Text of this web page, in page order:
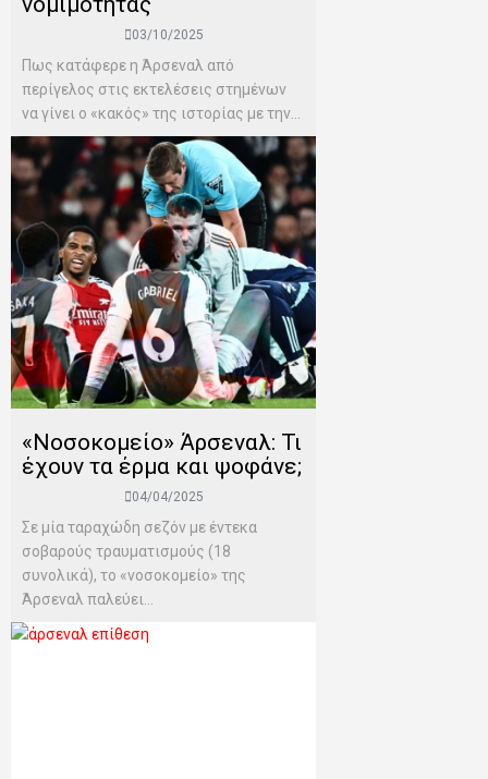
03/10/2025
Πως κατάφερε η Άρσεναλ από
περίγελος στις εκτελέσεις στημένων
να γίνει ο «κακός» της ιστορίας με την...
«Νοσοκομείο» Άρσεναλ: Τι
έχουν τα έρμα και ψοφάνε;
04/04/2025
Σε μία ταραχώδη σεζόν με έντεκα
σοβαρούς τραυματισμούς (18
συνολικά), το «νοσοκομείο» της
Άρσεναλ παλεύει...